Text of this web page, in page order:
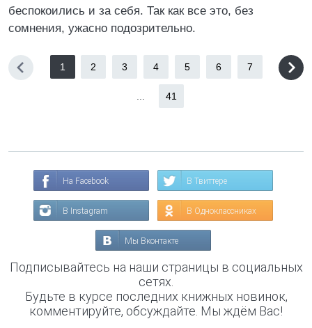
беспокоились и за себя. Так как все это, без
сомнения, ужасно подозрительно.
1 2 3 4 5 6 7
41
На Facebook В Твиттере
В Instagram В Одноклассниках
Мы Вконтакте
Подписывайтесь на наши страницы в социальных
сетях.
Будьте в курсе последних книжных новинок,
комментируйте, обсуждайте. Мы ждём Вас!